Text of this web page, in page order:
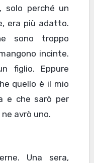
solo perché un
era più adatto.
sono troppo
incinte.
figlio. Eppure
quello è il mio
e che sarò per
avrò uno.
Una sera,